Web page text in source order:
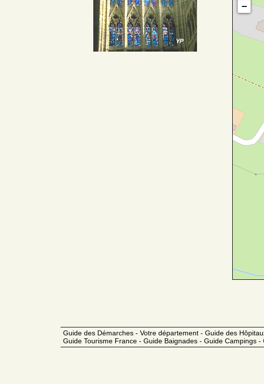
−
Guide des Démarches - Votre département - Guide des
Guide Tourisme France - Guide Baignades - Guide Campings